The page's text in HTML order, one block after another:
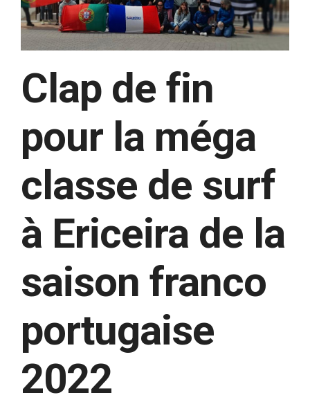
Clap de fin
pour la méga
classe de surf
à Ericeira de la
saison franco
portugaise
2022